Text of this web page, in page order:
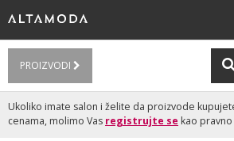
PROIZVODI
Ukoliko imate salon i želite da proizvode
cenama, molimo Vas registrujte se kao